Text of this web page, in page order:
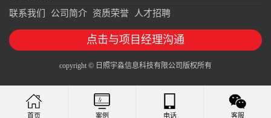
联系我们 公司简介 资质荣誉 人才招聘
点击与项目经理沟通
copyright © 日照宇淼信息科技有限公司版权所有
首页 案例 电话 客服